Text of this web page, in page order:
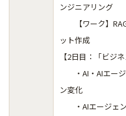
ンジニアリング
【ワーク】RAG
ット作成
【2日目：「ビジ
・AI・AIエージ
ン変化
・AIエージェン